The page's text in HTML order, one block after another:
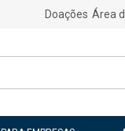
Doações Área